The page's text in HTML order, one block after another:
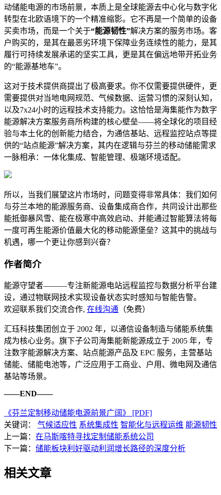
动储能电源的市场前景，本质上是全球能源去中心化与数字化
转型在北欧语境下的一个精准缩影。它不再是一个简单的设备
买卖市场，而是一个关于“能源韧性”解决方案的服务市场。客
户购买的，是其在最恶劣环境下保障业务连续性的能力，是其
履行可持续发展承诺的坚实工具，更是其在偏远地带开拓业务
的“能源基地车”。
这对于技术提供商提出了极高要求。你不仅需要提供硬件，更
需要提供对当地电网规范、气候数据、运营习惯的深刻认知，
以及7x24小时的远程技术支持能力。这恰恰是海集能作为数字
能源解决方案服务商所构建的核心壁垒——将全球化的项目经
验与本土化的创新能力结合，为通信基站、远程监控站点等提
供的“站点能源”解决方案，其内在逻辑与芬兰的移动储能需求
一脉相承：一体化集成、智能管理、极端环境适配。
所以，当我们展望这片市场时，问题变得非常具体：我们如何
与芬兰本地的能源服务商、设备集成商合作，共同设计出那些
能抵御暴风雪、能在极寒中高效启动、并能通过智能算法将每
一度可再生能源价值最大化的移动能源堡垒？这其中的挑战与
机遇，哪一个更让你感到兴奋？
作者简介
能源守望者———专注新能源电站远程监控与数据分析平台建
设，通过物联网技术实现设备状态实时感知与智能告警。
欢迎联系我们交流合作, 在线沟通 （免费）
汇珏科技集团创立于 2002 年，以通信设备制造与储能系统集
成为核心业务。旗下子公司海集能新能源成立于 2005 年，专
注数字能源解决方案、站点能源产品及 EPC 服务，主营基站
储能、储能电池等，广泛应用于工商业、户用、微电网及通信
基站等场景。
——END——
《芬兰定制移动储能电源前景广阔》 [PDF]
关键词： 气候适应性 系统集成性 智能化与远程运维 能源韧性
上一篇： 在马斯喀特寻找定制储能系统公司
下一篇： 储能板块利好驱动利润增长路径的深度分析
相关文章